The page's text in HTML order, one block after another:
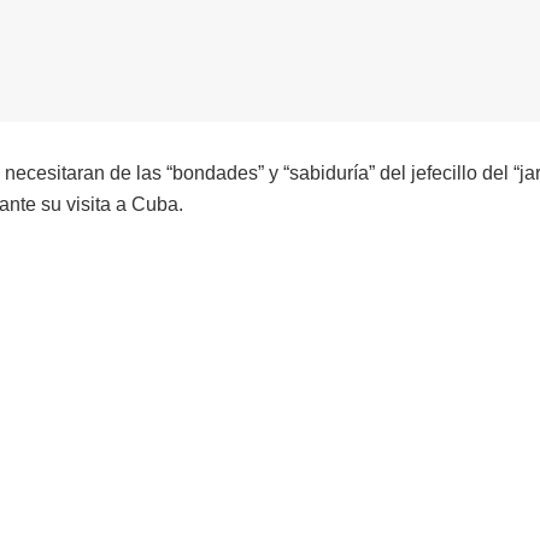
de las “bondades” y “sabiduría” del jefecillo del
su visita a Cuba.